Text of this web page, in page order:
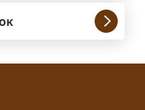
в машинах
от габаритов
определяется